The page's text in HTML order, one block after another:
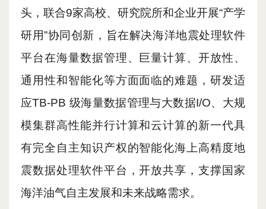
头，联合9家高校、研究院所和企业开展“产学
研用”协同创新，旨在解决海洋地震处理软件
平台在海量数据管理、巨量计算、开放性、
通用性和智能化等方面面临的难题，研发适
应TB-PB 级海量数据管理与大数据I/O、大规
模集群高性能并行计算和云计算的新一代具
有完全自主知识产权的智能化海上高精度地
震数据处理软件平台，开放共享，支撑国家
海洋油气自主发展和未来战略需求。